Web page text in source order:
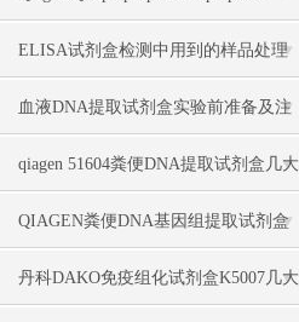
27106
ELISA试剂盒检测中用到的样品处理
方法
血液DNA提取试剂盒实验前准备及注
意事项说明
qiagen 51604粪便DNA提取试剂盒几大
优势
QIAGEN粪便DNA基因组提取试剂盒
51604几大特点
丹科DAKO免疫组化试剂盒K5007几大